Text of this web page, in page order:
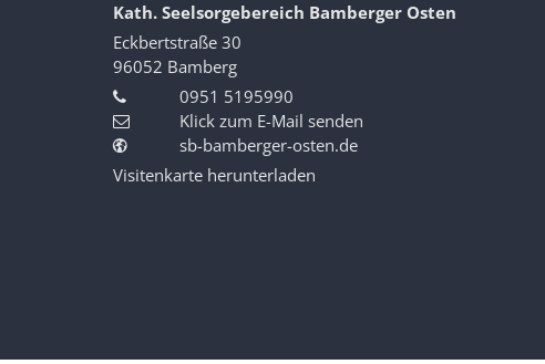
Kath. Seelsorgebereich Bamberger Osten
Eckbertstraße 30
96052 Bamberg
0951 5195990
Klick zum E-Mail senden
sb-bamberger-osten.de
Visitenkarte herunterladen